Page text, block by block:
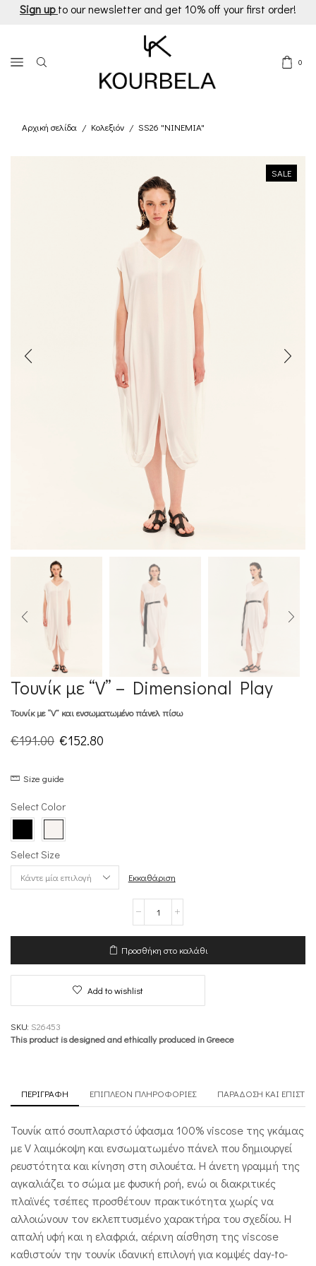
Sign up to our newsletter and get 10% off your first order!
0
Αρχική σελίδα / Κολεξιόν / SS26 "NINEMIA"
SALE
Τουνίκ με “V” – Dimensional Play
Τουνίκ με “V” και ενσωματωμένο πάνελ πίσω
€191.00 Original
was:
€191.00.
€152.80
Size guide
Select Color
Select Size
Εκκαθάριση
“V”
Dimensional
Play
Προσθήκη στο καλάθι
Add to wishlist
SKU: S26453
This product is designed and ethically produced in Greece
ΠΕΡΙΓΡΑΦΉ ΕΠΙΠΛΈΟΝ ΠΛΗΡΟΦΟΡΊΕΣ ΠΑΡΆΔΟΣΗ ΚΑΙ
Τουνίκ από σουπλαριστό ύφασμα 100% viscose της γκάμας
με V λαιμόκοψη και ενσωματωμένο πάνελ που δημιουργεί
ρευστότητα και κίνηση στη σιλουέτα. Η άνετη γραμμή της
αγκαλιάζει το σώμα με φυσική ροή, ενώ οι διακριτικές
πλαϊνές τσέπες προσθέτουν πρακτικότητα χωρίς να
αλλοιώνουν τον εκλεπτυσμένο χαρακτήρα του σχεδίου. Η
απαλή υφή και η ελαφριά, αέρινη αίσθηση της viscose
καθιστούν την τουνίκ ιδανική επιλογή για κομψές day-to-